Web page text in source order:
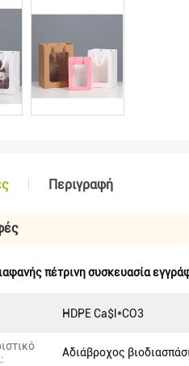
Περιγραφή
πέτρινη συσκευασία
HDPE Ca$l*CO3
Αδιάβροχος